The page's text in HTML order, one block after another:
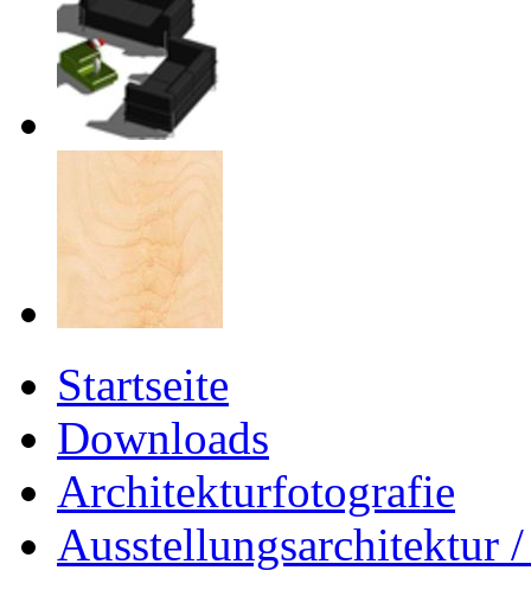
Startseite
Downloads
Architekturfotografie
Ausstellungsarchitektur